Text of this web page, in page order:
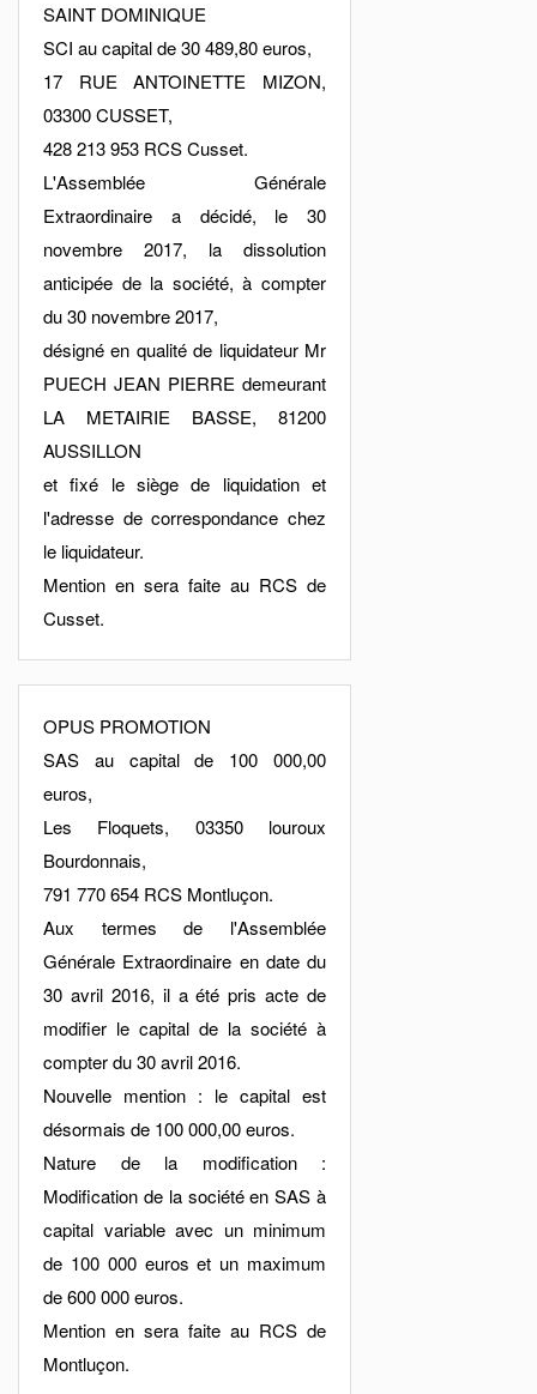
SAINT DOMINIQUE
SCI au capital de 30 489,80 euros,
17 RUE ANTOINETTE MIZON,
03300 CUSSET,
428 213 953 RCS Cusset.
L'Assemblée Générale
Extraordinaire a décidé, le 30
novembre 2017, la dissolution
anticipée de la société, à compter
du 30 novembre 2017,
désigné en qualité de liquidateur Mr
PUECH JEAN PIERRE demeurant
LA METAIRIE BASSE, 81200
AUSSILLON
et fixé le siège de liquidation et
l'adresse de correspondance chez
le liquidateur.
Mention en sera faite au RCS de
Cusset.
OPUS PROMOTION
SAS au capital de 100 000,00
euros,
Les Floquets, 03350 louroux
Bourdonnais,
791 770 654 RCS Montluçon.
Aux termes de l'Assemblée
Générale Extraordinaire en date du
30 avril 2016, il a été pris acte de
modifier le capital de la société à
compter du 30 avril 2016.
Nouvelle mention : le capital est
désormais de 100 000,00 euros.
Nature de la modification :
Modification de la société en SAS à
capital variable avec un minimum
de 100 000 euros et un maximum
de 600 000 euros.
Mention en sera faite au RCS de
Montluçon.